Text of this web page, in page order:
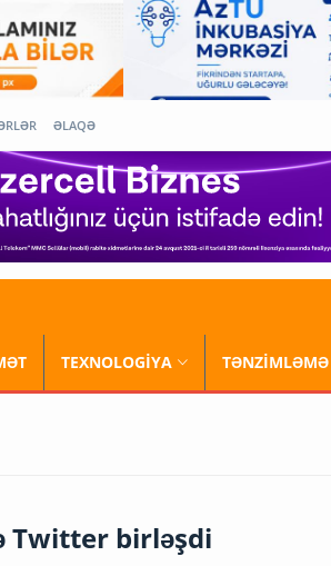
ƏLAQƏ
TEXNOLOGİYA TƏNZİMLƏMƏ
Twitter birləşdi